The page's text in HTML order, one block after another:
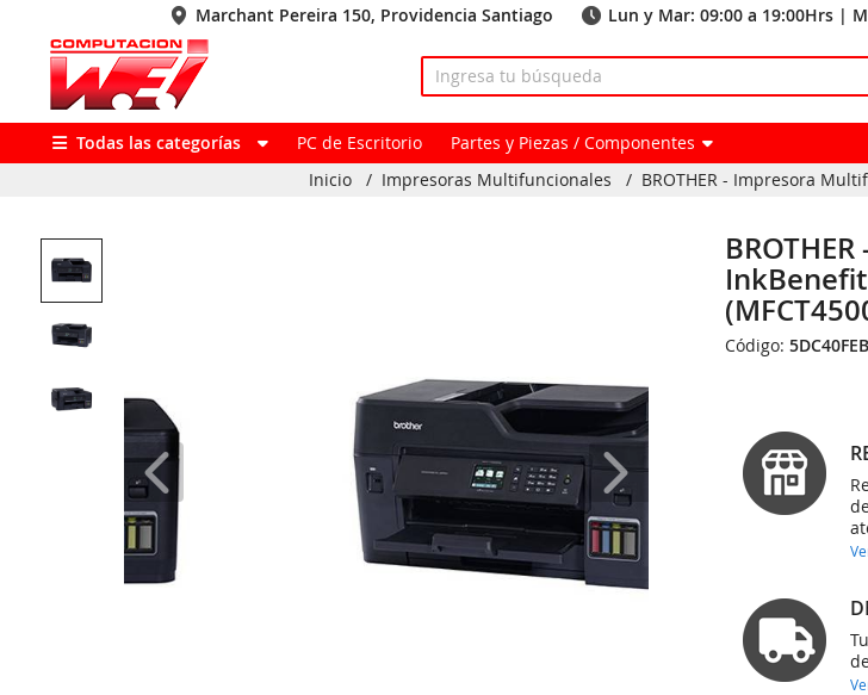
Marchant Pereira 150, Providencia Santiago Lun y Mar: 09:00 a 19:00Hrs |
Todas las categorías PC de Escritorio Partes y Piezas / Componentes
Inicio
/ Impresoras Multifuncionales / BROTHER - Impresora
Código: